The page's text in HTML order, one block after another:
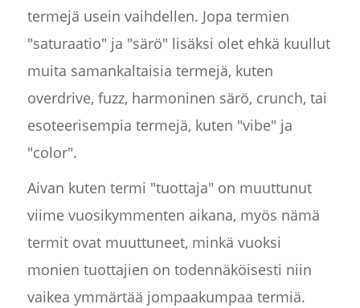
termejä usein vaihdellen. Jopa termien
"saturaatio" ja "särö" lisäksi olet ehkä kuullut
muita samankaltaisia termejä, kuten
overdrive, fuzz, harmoninen särö, crunch, tai
esoteerisempia termejä, kuten "vibe" ja
"color".
Aivan kuten termi "tuottaja" on muuttunut
viime vuosikymmenten aikana, myös nämä
termit ovat muuttuneet, minkä vuoksi
monien tuottajien on todennäköisesti niin
vaikea ymmärtää jompaakumpaa termiä.